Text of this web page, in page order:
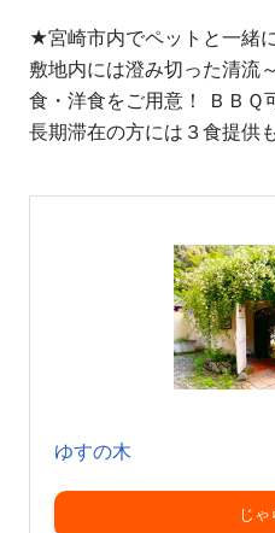
★宮崎市内でペットと一緒
敷地内には澄み切った清流
食・洋食をご用意！ ＢＢＱ
長期滞在の方には３食提供
ゆすの木
じゃ